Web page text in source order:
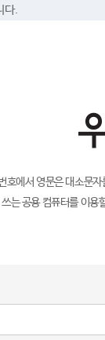
다.
호에서 영문은 대소문
는 공용 컴퓨터를 이